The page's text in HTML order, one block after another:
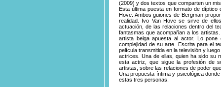
(2009) y dos textos que comparten un
Esta última puesta en formato de díptico
Hove. Ambos guiones de Bergman
realidad. Ivo Van Hove se sirve de
actuación, de las relaciones dentro del
fantasmas que acompañan a los
artista belga apuesta al actor. Lo
complejidad de su arte. Escrita para el
película transmitida en la televisión y
actrices. Una de ellas, quien ha sido su
esta actriz, que sigue la profesión de
artistas, sobre las relaciones de poder
Una propuesta íntima y psicológica
estas tres personas.